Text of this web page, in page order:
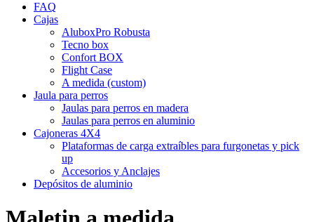
FAQ
Cajas
AluboxPro Robusta
Tecno box
Confort BOX
Flight Case
A medida (custom)
Jaula para perros
Jaulas para perros en madera
Jaulas para perros en aluminio
Cajoneras 4X4
Plataformas de carga extraíbles para furgonetas y pick
up
Accesorios y Anclajes
Depósitos de aluminio